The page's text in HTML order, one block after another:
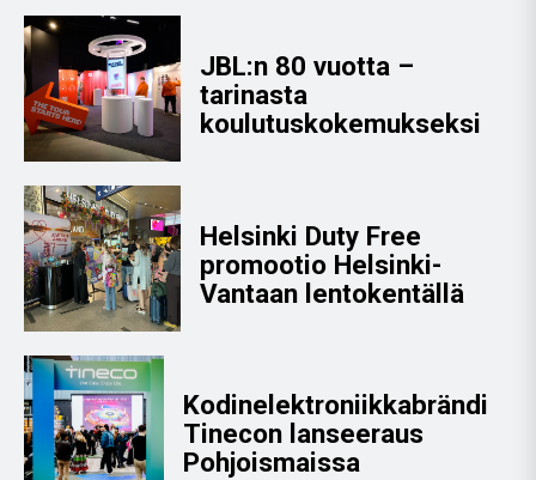
JBL:n 80 vuotta –
tarinasta
koulutuskokemukseksi
Helsinki Duty Free
promootio Helsinki-
Vantaan lentokentällä
Kodinelektroniikkabrändi
Tinecon lanseeraus
Pohjoismaissa